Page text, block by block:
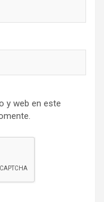
y web en este